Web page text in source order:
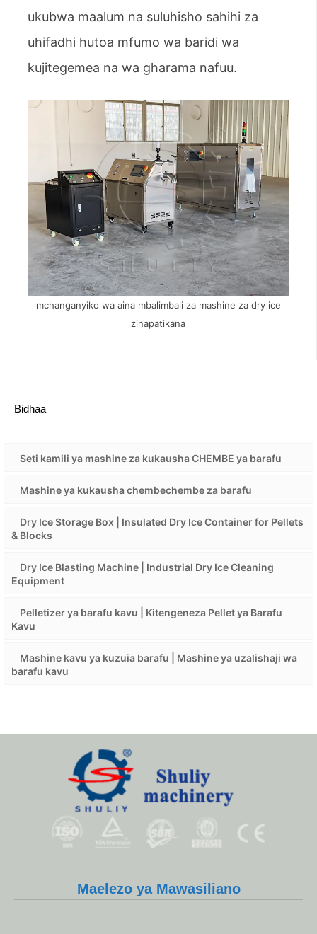
ukubwa maalum na suluhisho sahihi za
uhifadhi hutoa mfumo wa baridi wa
kujitegemea na wa gharama nafuu.
mchanganyiko wa aina mbalimbali za mashine za dry ice
zinapatikana
Bidhaa
Seti kamili ya mashine za kukausha CHEMBE ya barafu
Mashine ya kukausha chembechembe za barafu
Dry Ice Storage Box | Insulated Dry Ice Container for Pellets
& Blocks
Dry Ice Blasting Machine | Industrial Dry Ice Cleaning
Equipment
Pelletizer ya barafu kavu | Kitengeneza Pellet ya Barafu
Kavu
Mashine kavu ya kuzuia barafu | Mashine ya uzalishaji wa
barafu kavu
Maelezo ya Mawasiliano
Email